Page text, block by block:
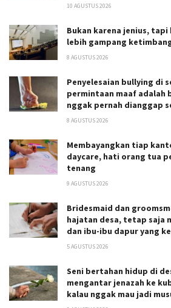
10 AGUSTUS 2026
Bukan karena jenius, tapi
lebih gampang
8 AGUSTUS 2026
Penyelesaian bullying di
permintaan maaf adalah
nggak pernah dianggap
8 AGUSTUS 2026
Membayangkan tiap
daycare, hati orang tua
tenang
9 AGUSTUS 2026
Bridesmaid dan
hajatan desa, tetap saja
dan ibu-ibu dapur yang
5 AGUSTUS 2026
Seni bertahan hidup di
mengantar jenazah ke
kalau nggak mau jadi